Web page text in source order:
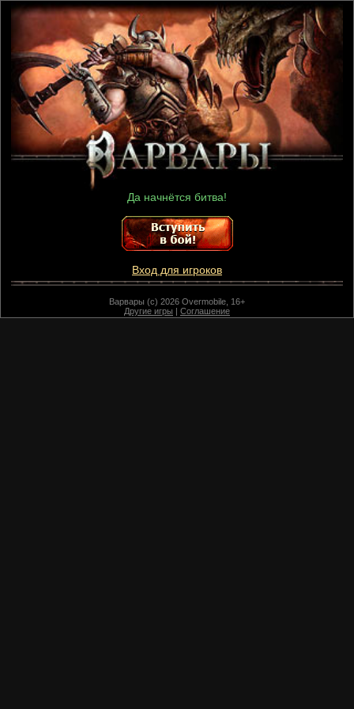
Да начнётся битва!
Вход для игроков
Варвары (c) 2026 Overmobile, 16+
Другие игры | Соглашение